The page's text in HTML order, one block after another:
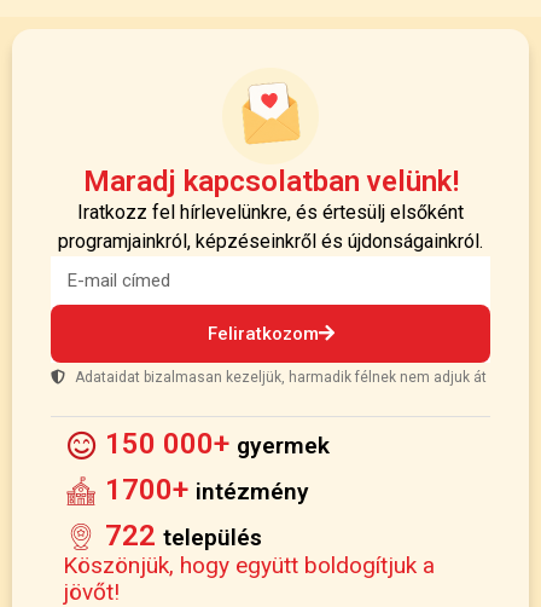
Maradj kapcsolatban velünk!
Iratkozz fel hírlevelünkre, és értesülj elsőként
programjainkról, képzéseinkről és újdonságainkról.
Feliratkozom
Adataidat bizalmasan kezeljük, harmadik félnek nem adjuk át
150 000+ gyermek
1700+ intézmény
722 település
Köszönjük, hogy együtt boldogítjuk a
jövőt!